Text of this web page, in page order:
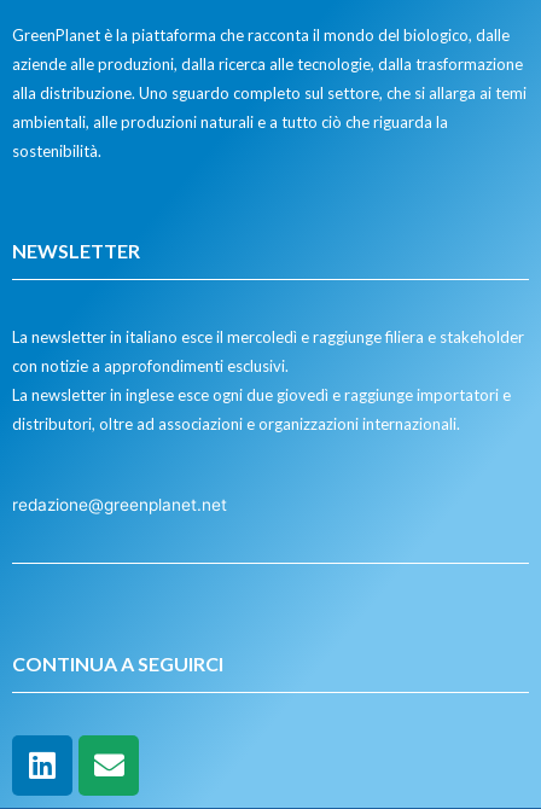
GreenPlanet è la piattaforma che racconta il mondo del biologico, dalle
aziende alle produzioni, dalla ricerca alle tecnologie, dalla trasformazione
alla distribuzione. Uno sguardo completo sul settore, che si allarga ai temi
ambientali, alle produzioni naturali e a tutto ciò che riguarda la
sostenibilità.
NEWSLETTER
La newsletter in italiano esce il mercoledì e raggiunge filiera e stakeholder
con notizie a approfondimenti esclusivi.
La newsletter in inglese esce ogni due giovedì e raggiunge importatori e
distributori, oltre ad associazioni e organizzazioni internazionali.
redazione@greenplanet.net
CONTINUA A SEGUIRCI